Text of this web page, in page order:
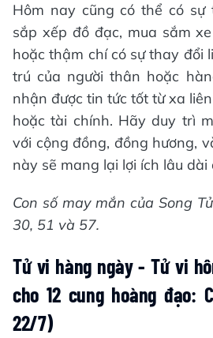
Hôm nay cũng có thể có sự
sắp xếp đồ đạc, mua sắm
hoặc thậm chí có sự thay đổi
trú của người thân hoặc
nhận được tin tức tốt từ xa
hoặc tài chính. Hãy duy trì
với cộng đồng, đồng hương,
này sẽ mang lại lợi ích lâu dài
Con số may mắn của Song
30, 51 và 57.
Tử vi hàng ngày - Tử vi
cho 12 cung hoàng đạo:
22/7)